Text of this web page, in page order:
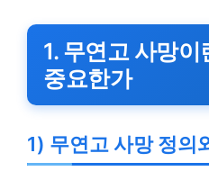
1. 무연고 사망
중요한가
1) 무연고 사망 정의